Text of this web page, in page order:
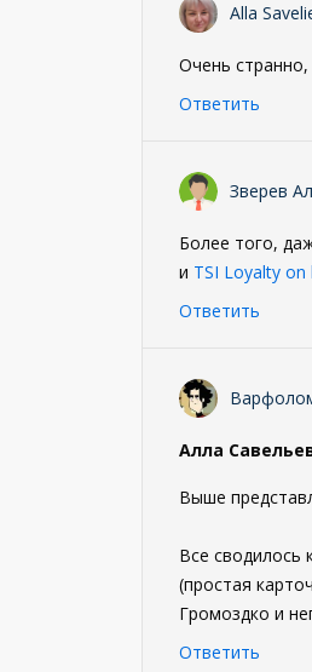
Alla
Очень
Ответить
Зверев
Более того,
и TSI Loyalty
Ответить
Алла
Выше
Все сводилось
(простая
Громоздко и
Ответить